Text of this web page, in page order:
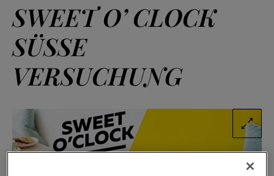
SWEET O’ CLOCK
SÜSSE
VERSUCHUNG
ZOOM